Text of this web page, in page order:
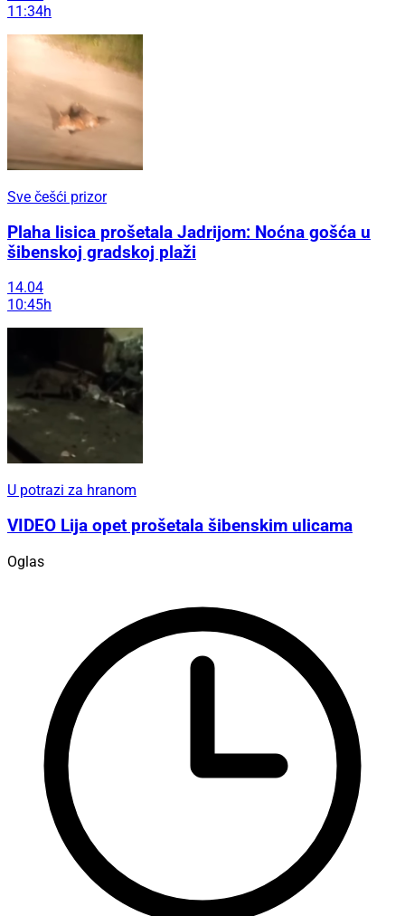
11:34h
Sve češći prizor
Plaha lisica prošetala Jadrijom: Noćna gošća u
šibenskoj gradskoj plaži
14.04
10:45h
U potrazi za hranom
VIDEO Lija opet prošetala šibenskim ulicama
Oglas